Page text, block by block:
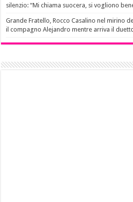
silenzio: “Mi chiama suocera, si vogliono
Grande Fratello, Rocco Casalino nel mirino
il compagno Alejandro mentre arriva il